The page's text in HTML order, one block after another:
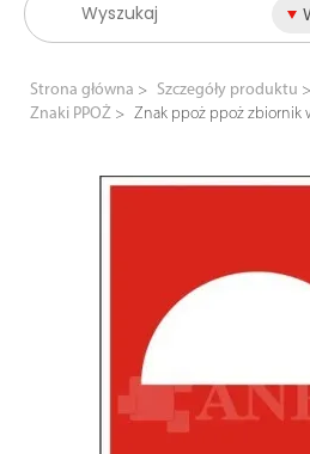
Strona główna Szczegóły produktu
Znaki PPOŻ
Znak ppoż ppoż zbiornik